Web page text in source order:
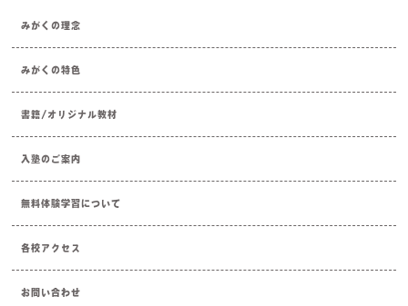
みがくの理念
みがくの特色
書籍/オリジナル教材
入塾のご案内
無料体験学習について
各校アクセス
お問い合わせ